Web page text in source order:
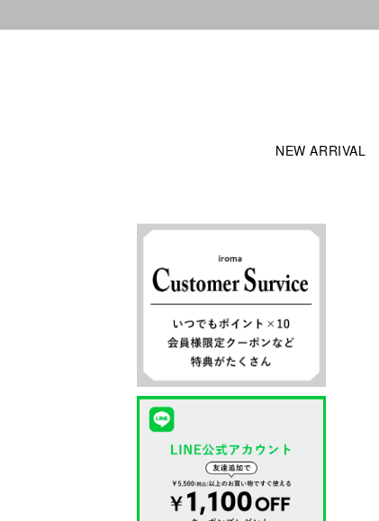
NEW ARRIVAL